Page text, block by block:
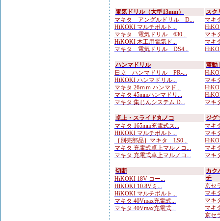
電気ドリル（大型13mm）
マキタ アングルドリル D...
HiKOKI マルチボルト...
マキタ 電気ドリル 630...
HiKOKI 木工用電気ド...
マキタ 電気ドリル DS4...
スク
マキ
マキ
マキ
ハンマドリル
日立 ハンマドリル PR-...
HiKOKI ハンマドリル...
マキタ 26ｍｍ ハンマド...
マキタ 45mmハンマドリ...
マキタ 集じんシステム D...
震動
マキ
マキ
卓上・スライド丸ノコ
マキタ 165mm充電式ス...
HiKOKI マルチボルト...
［別売部品］マキタ LS0...
マキタ 充電式卓上マルノコ...
マキタ 充電式卓上マルノコ...
ジグ
マキ
マキ
マキ
マキ
切断
HiKOKI 18V コー...
HiKOKI 10.8Vミ...
HiKOKI マルチボルト...
マキタ 40Vmax充電式...
マキタ 40Vmax充電式...
カク
チ
京セ
マキ
マキ
マキ
京セ